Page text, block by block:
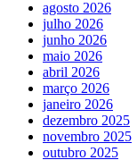
agosto 2026
julho 2026
junho 2026
maio 2026
abril 2026
março 2026
janeiro 2026
dezembro 2025
novembro 2025
outubro 2025